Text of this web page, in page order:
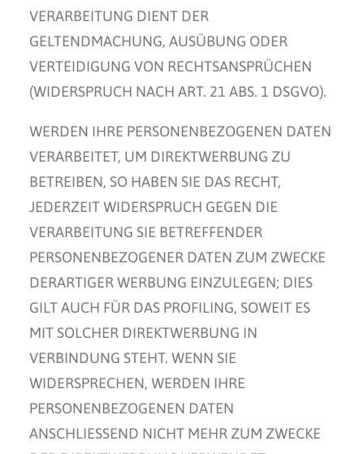
VERARBEITUNG DIENT DER
GELTENDMACHUNG, AUSÜBUNG ODER
VERTEIDIGUNG VON RECHTSANSPRÜCHEN
(WIDERSPRUCH NACH ART. 21 ABS. 1 DSGVO).
WERDEN IHRE PERSONENBEZOGENEN DATEN
VERARBEITET, UM DIREKTWERBUNG ZU
BETREIBEN, SO HABEN SIE DAS RECHT,
JEDERZEIT WIDERSPRUCH GEGEN DIE
VERARBEITUNG SIE BETREFFENDER
PERSONENBEZOGENER DATEN ZUM ZWECKE
DERARTIGER WERBUNG EINZULEGEN; DIES
GILT AUCH FÜR DAS PROFILING, SOWEIT ES
MIT SOLCHER DIREKTWERBUNG IN
VERBINDUNG STEHT. WENN SIE
WIDERSPRECHEN, WERDEN IHRE
PERSONENBEZOGENEN DATEN
ANSCHLIESSEND NICHT MEHR ZUM ZWECKE